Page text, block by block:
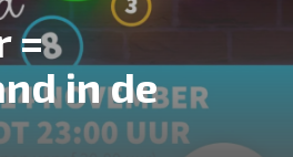
=
in de